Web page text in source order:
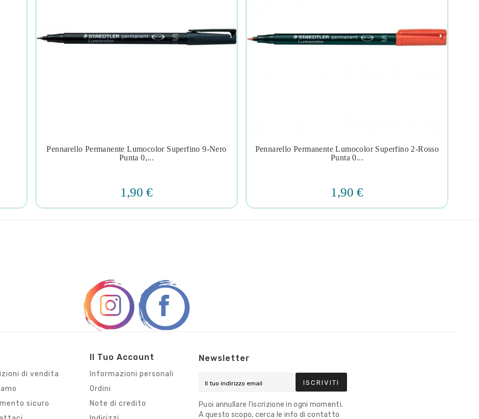
  
Pennarello Permanente Lumocolor Superfino 9-Nero
Punta 0,...
1,90 €
  
Pennarello Permanente Lumocolor Superfino 2-Rosso
Punta 0...
1,90 €
di vendita
sicuro
Il Tuo Account
Informazioni personali
Ordini
Note di credito
Newsletter
ISCRIVITI
Puoi annullare l'iscrizione in ogni momenti.
A questo scopo, cerca le info di contatto